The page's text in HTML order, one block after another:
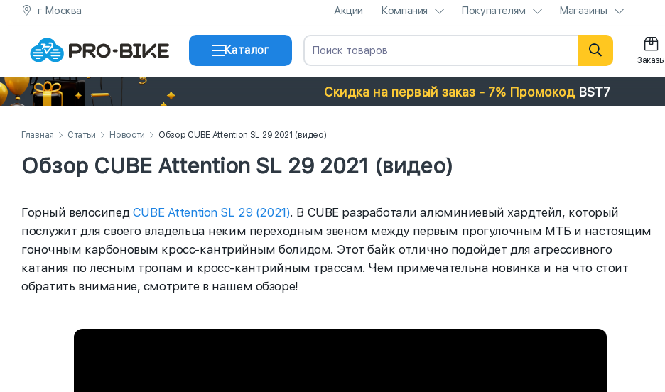
г Москва Акции Компания Покупателям Магазины
Каталог
Заказы
Скидка на первый заказ - 7% Промокод BST7
Главная Статьи Новости Обзор CUBE Attention SL 29 2021 (видео)
Обзор CUBE Attention SL 29 2021 (видео)
Горный велосипед CUBE Attention SL 29 (2021). В CUBE разработали алюминиевый хардтейл, который
послужит для своего владельца неким переходным звеном между первым прогулочным МТБ и настоящим
гоночным карбоновым кросс-кантрийным болидом. Этот байк отлично подойдет для агрессивного
катания по лесным тропам и кросс-кантрийным трассам. Чем примечательна новинка и на что стоит
обратить внимание, смотрите в нашем обзоре!